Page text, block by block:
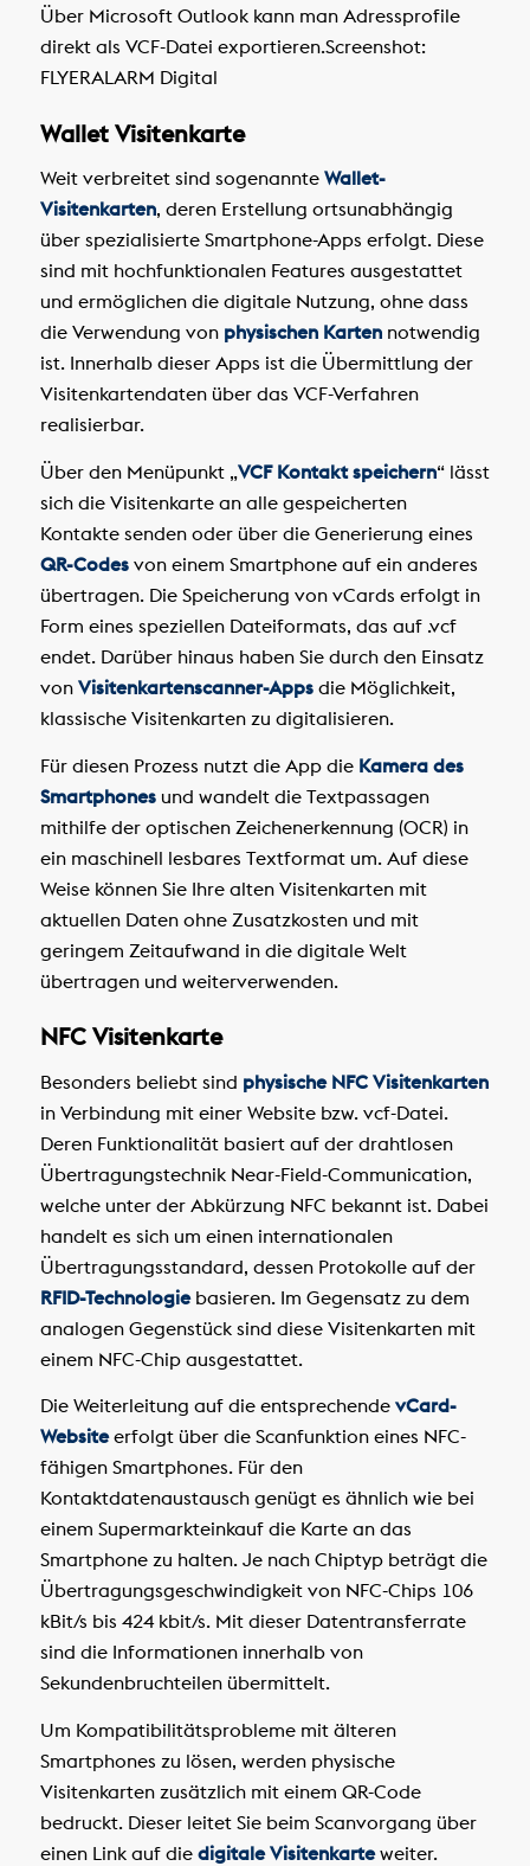
Über Microsoft Outlook kann man Adressprofile
direkt als VCF-Datei exportieren.Screenshot:
FLYERALARM Digital
Wallet Visitenkarte
Weit verbreitet sind sogenannte Wallet-
Visitenkarten, deren Erstellung ortsunabhängig
über spezialisierte Smartphone-Apps erfolgt. Diese
sind mit hochfunktionalen Features ausgestattet
und ermöglichen die digitale Nutzung, ohne dass
die Verwendung von physischen Kartennotwendig
ist. Innerhalb dieser Apps ist die Übermittlung der
Visitenkartendaten über das VCF-Verfahren
realisierbar.
Über den Menüpunkt „VCF Kontakt speichern“ lässt
sich die Visitenkarte an alle gespeicherten
Kontakte senden oder über die Generierung eines
QR-Codesvon einem Smartphone auf ein anderes
übertragen. Die Speicherung von vCards erfolgt in
Form eines speziellen Dateiformats, das auf .vcf
endet. Darüber hinaus haben Sie durch den Einsatz
von Visitenkartenscanner-Appsdie Möglichkeit,
klassische Visitenkarten zu digitalisieren.
Für diesen Prozess nutzt die App die Kamera des
Smartphonesund wandelt die Textpassagen
mithilfe der optischen Zeichenerkennung (OCR) in
ein maschinell lesbares Textformat um. Auf diese
Weise können Sie Ihre alten Visitenkarten mit
aktuellen Daten ohne Zusatzkosten und mit
geringem Zeitaufwand in die digitale Welt
übertragen und weiterverwenden.
NFC Visitenkarte
Besonders beliebt sind physische NFC Visitenkarten
in Verbindung mit einer Website bzw. vcf-Datei.
Deren Funktionalität basiert auf der drahtlosen
Übertragungstechnik Near-Field-Communication,
welche unter der Abkürzung NFC bekannt ist. Dabei
handelt es sich um einen internationalen
Übertragungsstandard, dessen Protokolle auf der
RFID-Technologiebasieren. Im Gegensatz zu dem
analogen Gegenstück sind diese Visitenkarten mit
einem NFC-Chip ausgestattet.
Die Weiterleitung auf die entsprechende vCard-
Websiteerfolgt über die Scanfunktion eines NFC-
fähigen Smartphones. Für den
Kontaktdatenaustausch genügt es ähnlich wie bei
einem Supermarkteinkauf die Karte an das
Smartphone zu halten. Je nach Chiptyp beträgt die
Übertragungsgeschwindigkeit von NFC-Chips 106
kBit/s bis 424 kbit/s. Mit dieser Datentransferrate
sind die Informationen innerhalb von
Sekundenbruchteilen übermittelt.
Um Kompatibilitätsprobleme mit älteren
Smartphones zu lösen, werden physische
Visitenkarten zusätzlich mit einem QR-Code
bedruckt. Dieser leitet Sie beim Scanvorgang über
einen Link auf die digitale Visitenkarteweiter.